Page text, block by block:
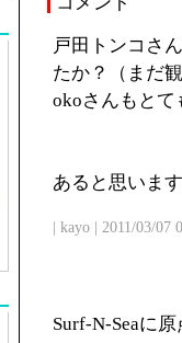
戸田トンコさ
たか？（まだ
okoさんもとて
あると思いま
| kayo | 2011/03/07
Surf-N-Seaに